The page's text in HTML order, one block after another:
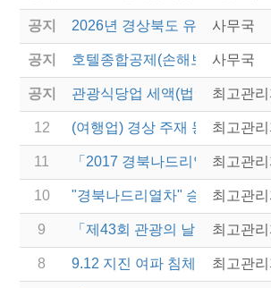
공지 2026년 경상북도 유니크베뉴
사무국
공지 호텔종합공제(손해보험) 서비스
사무국
공지 관광식당업 세액(법인세 및 소
최고관
12 (여행업) 경상 주재 몽골영사관
최고관
11 「2017 경북나드리열차 전담
최고관
10 "경북나드리열차" 승무원 계약
최고관
9 「제43회 관광의 날 기념식」
최고관
8 9.12 지진 여파 침체된 관광산
최고관